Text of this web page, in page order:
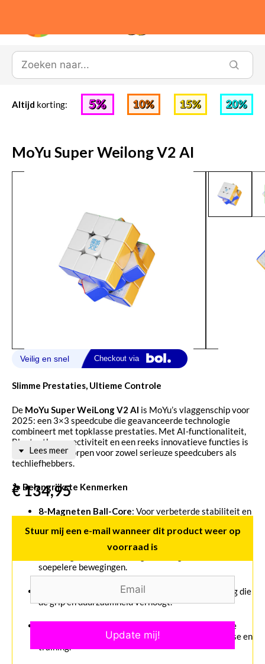
Altijd korting:
Slimme Prestaties, Ultieme Controle
De MoYu Super WeiLong V2 AI is MoYu’s vlaggenschip voor
2025: een 3×3 speedcube die geavanceerde technologie
combineert met topklasse prestaties. Met AI-functionaliteit,
Bluetooth-connectiviteit en een reeks innovatieve functies is
deze cube ontworpen voor zowel serieuze speedcubers als
techliefhebbers.
🔧 Belangrijkste Kenmerken
8-Magneten Ball-Core: Voor verbeterde stabiliteit en
MagLev Technologie: Vervangt traditionele veren
soepelere bewegingen.
: Glanzende, krasbestendige afwerking die
de grip en duurzaamheid verhoogt.
: Real-time tracking, gyroscopische
sensoren en app-integratie voor diepgaande analyse en
training.
Lees meer
€134,95
Stuur mij een e-mail‏‏‎ wanneer dit product weer op
voorraad is
MoYu Super Weilong V2 AI